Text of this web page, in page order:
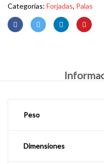
Categorías: Forjadas, Palas
Peso
Dimensiones